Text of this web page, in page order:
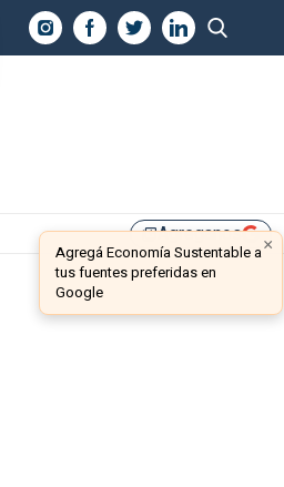
library_addAgreganos ×
Agregá Economía Sustentable a
tus fuentes preferidas en
Google